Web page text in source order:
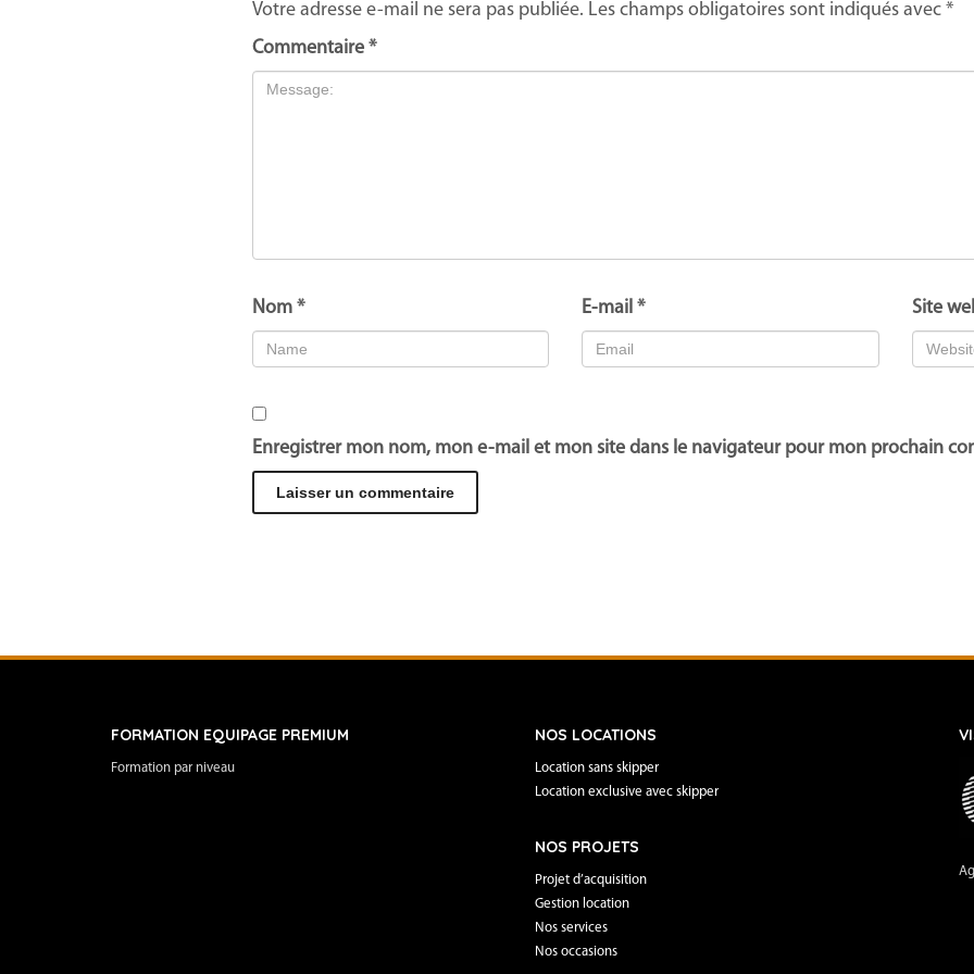
Votre adresse e-mail ne sera pas publiée. Les champs obligatoires sont indiqués avec *
Commentaire *
Nom * E-mail* Site
Enregistrer mon nom, mon e-mail et mon site dans le navigateur pour mon prochain
FORMATION EQUIPAGE PREMIUM
Formation par niveau
NOS LOCATIONS
Location sans skipper
Location exclusive avec skipper
NOS PROJETS
Projet d’acquisition
Gestion location
Nos services
Nos occasions